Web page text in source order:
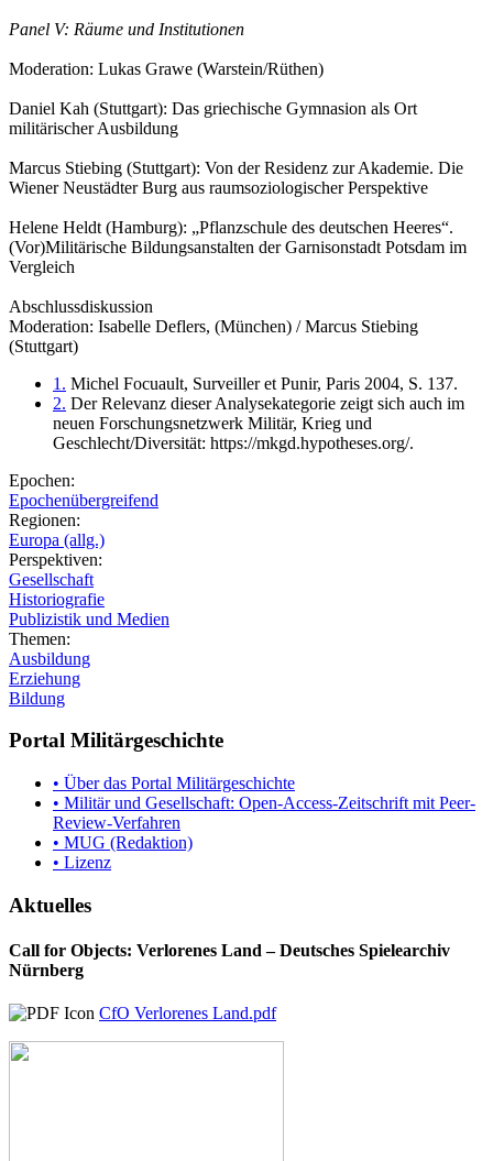
Panel V: Räume und Institutionen
Moderation: Lukas Grawe (Warstein/Rüthen)
Daniel Kah (Stuttgart): Das griechische Gymnasion als Ort
militärischer Ausbildung
Marcus Stiebing (Stuttgart): Von der Residenz zur Akademie. Die
Wiener Neustädter Burg aus raumsoziologischer Perspektive
Helene Heldt (Hamburg): „Pflanzschule des deutschen Heeres“.
(Vor)Militärische Bildungsanstalten der Garnisonstadt Potsdam im
Vergleich
Abschlussdiskussion
Moderation: Isabelle Deflers, (München) / Marcus Stiebing
(Stuttgart)
1. Michel Focuault, Surveiller et Punir, Paris 2004, S. 137.
2. Der Relevanz dieser Analysekategorie zeigt sich auch im
neuen Forschungsnetzwerk Militär, Krieg und
Geschlecht/Diversität: https://mkgd.hypotheses.org/.
Epochen:
Epochenübergreifend
Regionen:
Europa (allg.)
Perspektiven:
Gesellschaft
Historiografie
Publizistik und Medien
Themen:
Ausbildung
Erziehung
Bildung
Portal Militärgeschichte
• Über das Portal Militärgeschichte
• Militär und Gesellschaft: Open-Access-Zeitschrift mit Peer-
Review-Verfahren
• MUG (Redaktion)
• Lizenz
Aktuelles
Call for Objects: Verlorenes Land – Deutsches Spielearchiv
Nürnberg
CfO Verlorenes Land.pdf